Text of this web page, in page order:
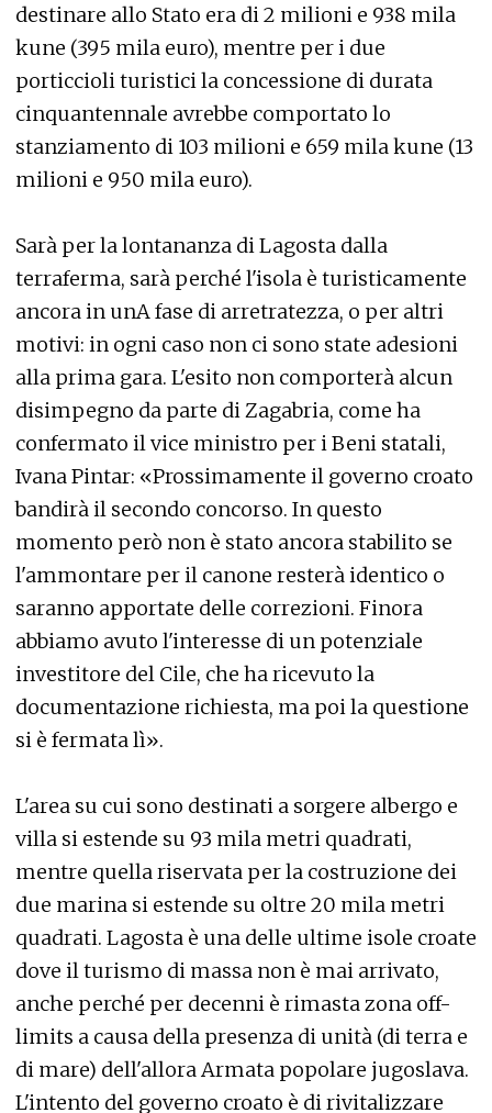
destinare allo Stato era di 2 milioni e 938 mila
kune (395 mila euro), mentre per i due
porticcioli turistici la concessione di durata
cinquantennale avrebbe comportato lo
stanziamento di 103 milioni e 659 mila kune (13
milioni e 950 mila euro).
Sarà per la lontananza di Lagosta dalla
terraferma, sarà perché l'isola è turisticamente
ancora in unA fase di arretratezza, o per altri
motivi: in ogni caso non ci sono state adesioni
alla prima gara. L'esito non comporterà alcun
disimpegno da parte di Zagabria, come ha
confermato il vice ministro per i Beni statali,
Ivana Pintar: «Prossimamente il governo croato
bandirà il secondo concorso. In questo
momento però non è stato ancora stabilito se
l'ammontare per il canone resterà identico o
saranno apportate delle correzioni. Finora
abbiamo avuto l'interesse di un potenziale
investitore del Cile, che ha ricevuto la
documentazione richiesta, ma poi la questione
si è fermata lì».
L'area su cui sono destinati a sorgere albergo e
villa si estende su 93 mila metri quadrati,
mentre quella riservata per la costruzione dei
due marina si estende su oltre 20 mila metri
quadrati. Lagosta è una delle ultime isole croate
dove il turismo di massa non è mai arrivato,
anche perché per decenni è rimasta zona off-
limits a causa della presenza di unità (di terra e
di mare) dell'allora Armata popolare jugoslava.
L'intento del governo croato è di rivitalizzare